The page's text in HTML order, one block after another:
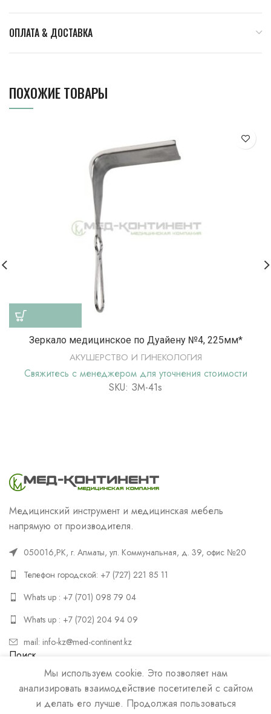
ОПЛАТА & ДОСТАВКА
ПОХОЖИЕ ТОВАРЫ
Зеркало медицинское по Дуайену №4, 225мм*
АКУШЕРСТВО И ГИНЕКОЛОГИЯ
Свяжитесь с менеджером для уточнения стоимости
SKU: ЗМ-41s
Медицинский инструмент и медицинская мебель
напрямую от производителя.
050016,РК, г. Алматы, ул. Коммунальная, д. 39, офис №20
Телефон городской: +7 (727) 221 85 11
Whats up : +7 (701) 098 79 04
Whats up : +7 (702) 204 94 09
mail: info-kz@med-continent.kz
Поиск
ПОИСК
Мы используем cookie. Это позволяет нам
анализировать взаимодействие посетителей с сайтом
и делать его лучше. Продолжая пользоваться